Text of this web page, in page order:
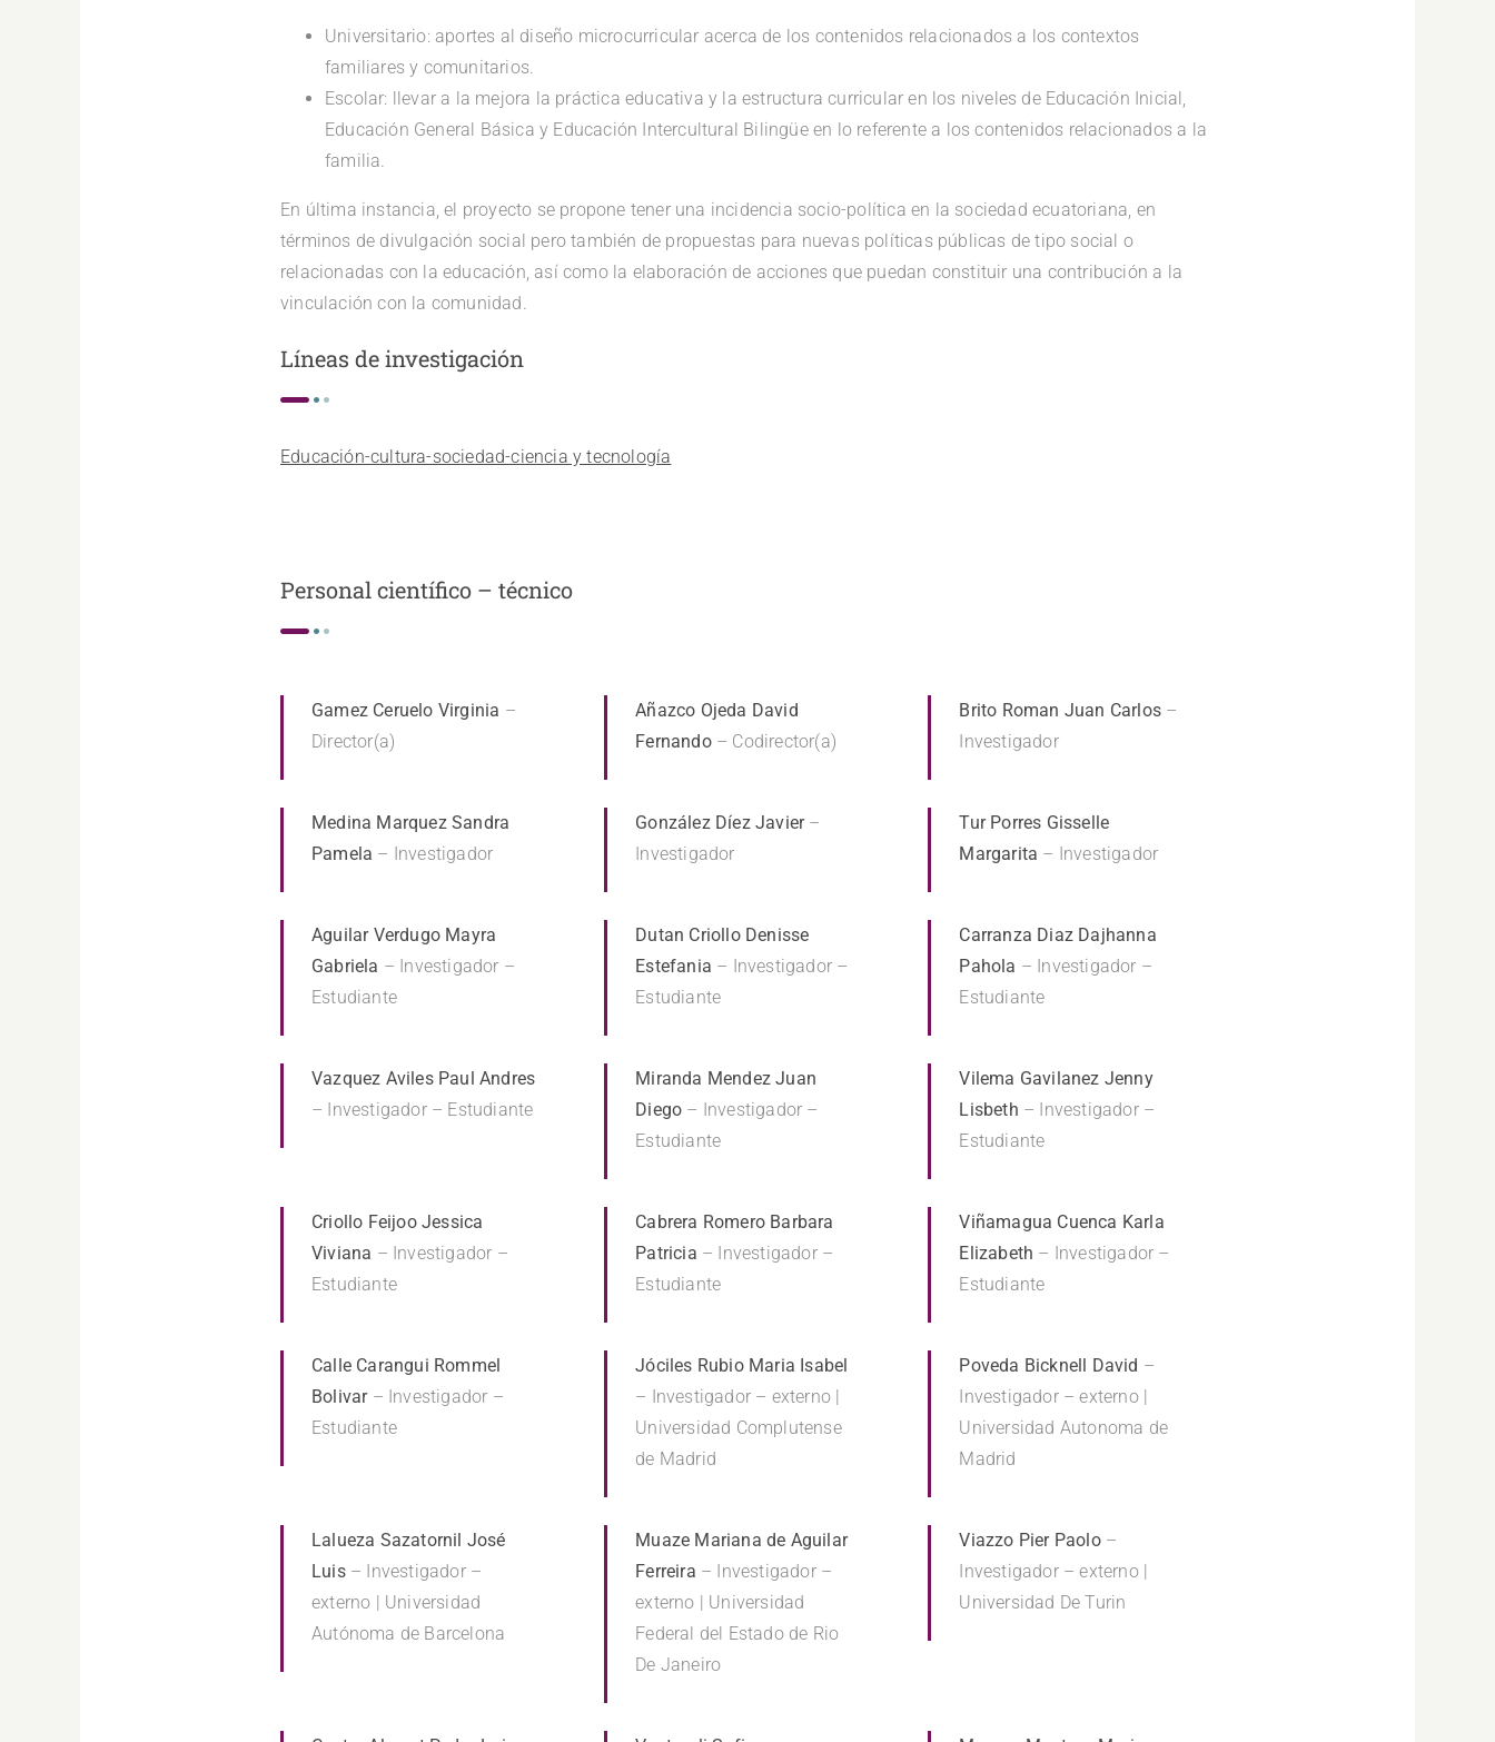
Universitario: aportes al diseño microcurricular acerca de los contenidos relacionados a los contextos
familiares y comunitarios.
Escolar: llevar a la mejora la práctica educativa y la estructura curricular en los niveles de Educación Inicial,
Educación General Básica y Educación Intercultural Bilingüe en lo referente a los contenidos relacionados a la
familia.
En última instancia, el proyecto se propone tener una incidencia socio-política en la sociedad ecuatoriana, en
términos de divulgación social pero también de propuestas para nuevas políticas públicas de tipo social o
relacionadas con la educación, así como la elaboración de acciones que puedan constituir una contribución a la
vinculación con la comunidad.
Líneas de investigación
Educación-cultura-sociedad-ciencia y tecnología
Personal científico – técnico
Gamez Ceruelo Virginia –
Director(a)
Añazco Ojeda David
Fernando– Codirector(a)
Brito Roman Juan Carlos–
Investigador
Medina Marquez Sandra
Pamela – Investigador
González Díez Javier–
Investigador
Tur Porres Gisselle
Margarita – Investigador
Aguilar Verdugo Mayra
Gabriela – Investigador –
Estudiante
Dutan Criollo Denisse
Estefania – Investigador –
Estudiante
Carranza Diaz Dajhanna
Pahola – Investigador –
Estudiante
Vazquez Aviles Paul Andres
– Investigador – Estudiante
Miranda Mendez Juan
Diego – Investigador –
Estudiante
Vilema Gavilanez Jenny
Lisbeth – Investigador –
Estudiante
Criollo Feijoo Jessica
Viviana – Investigador –
Estudiante
Cabrera Romero Barbara
Patricia – Investigador –
Estudiante
Viñamagua Cuenca Karla
Elizabeth – Investigador –
Estudiante
Calle Carangui Rommel
Bolivar– Investigador –
Estudiante
Jóciles Rubio Maria Isabel
– Investigador – externo |
Universidad Complutense
de Madrid
Poveda Bicknell David –
Investigador – externo |
Universidad Autonoma de
Madrid
Lalueza Sazatornil José
Luis– Investigador –
externo | Universidad
Autónoma de Barcelona
Muaze Mariana de Aguilar
Ferreira – Investigador –
externo | Universidad
Federal del Estado de Rio
De Janeiro
Viazzo Pier Paolo–
Investigador – externo |
Universidad De Turin